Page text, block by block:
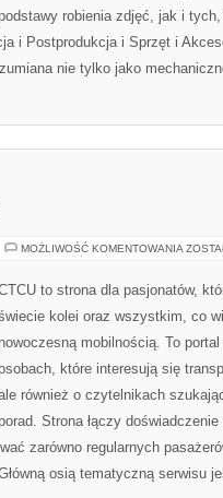
robienia zdjęć, jak i
i Postprodukcja i Sprzęt i
nie tylko jako
MOŻLIWOŚĆ KOMENTOWANIA
to strona dla pasjonatów,
kolei oraz wszystkim, co
nowoczesną mobilnością. To
które interesują się
również o czytelnikach
Strona łączy
zarówno regularnych
osią tematyczną serwisu